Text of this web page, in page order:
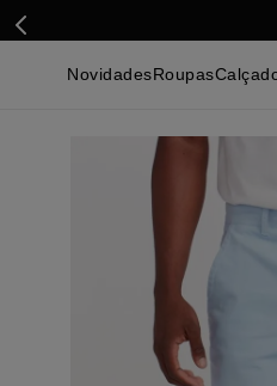
Novidades
Malhas e Casacos
Roupas
Essenciais
Malhas e
Camisas
Polos
Calças
Camisetas
Bermudas
Beachwear